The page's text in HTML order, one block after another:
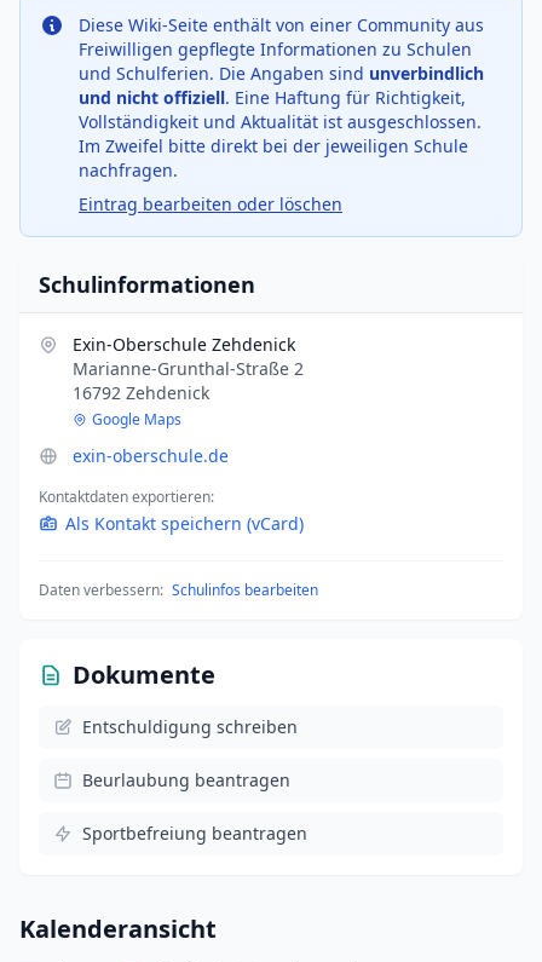
Diese Wiki-Seite enthält von einer Community aus
Freiwilligen gepflegte Informationen zu Schulen
und Schulferien. Die Angaben sind unverbindlich
und nicht offiziell. Eine Haftung für Richtigkeit,
Vollständigkeit und Aktualität ist ausgeschlossen.
Im Zweifel bitte direkt bei der jeweiligen Schule
nachfragen.
Eintrag bearbeiten oder löschen
Schulinformationen
Exin-Oberschule Zehdenick
Marianne-Grunthal-Straße 2
16792 Zehdenick
Google Maps
exin-oberschule.de
Kontaktdaten exportieren:
Als Kontakt speichern (vCard)
Daten verbessern: Schulinfos bearbeiten
Dokumente
Entschuldigung schreiben
Beurlaubung beantragen
Sportbefreiung beantragen
Kalenderansicht